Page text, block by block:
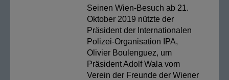
Seinen Wien-Besuch ab 21.
Oktober 2019 nützte der
Präsident der Internationalen
Polizei-Organisation IPA,
Olivier Boulenguez, um
Präsident Adolf Wala vom
Verein der Freunde der Wiener